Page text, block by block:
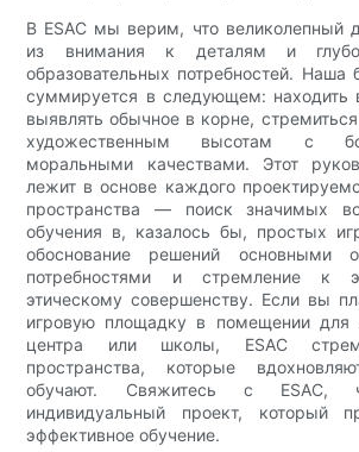
В ESAC мы верим, что великолепный
из внимания к деталям и
образовательных потребностей. Наша
суммируется в следующем: находить
выявлять обычное в корне,
художественным высотам с
моральными качествами. Этот
лежит в основе каждого
пространства — поиск значимых
обучения в, казалось бы, простых
обоснование решений основными
потребностями и стремление к
этическому совершенству. Если вы
игровую площадку в помещении для
центра или школы, ESAC
пространства, которые
обучают. Свяжитесь с ESAC,
индивидуальный проект, который
эффективное обучение.